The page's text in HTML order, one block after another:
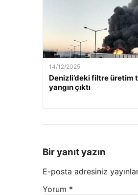
14/12/2025
Denizli’deki filtre üretim
yangın çıktı
Bir yanıt yazın
E-posta adresiniz
Yorum *